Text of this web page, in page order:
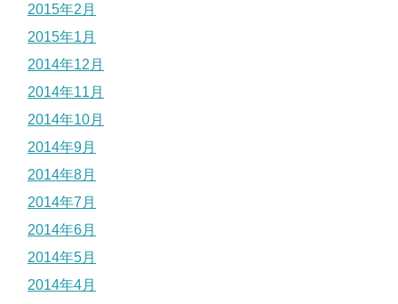
2015年2月
2015年1月
2014年12月
2014年11月
2014年10月
2014年9月
2014年8月
2014年7月
2014年6月
2014年5月
2014年4月